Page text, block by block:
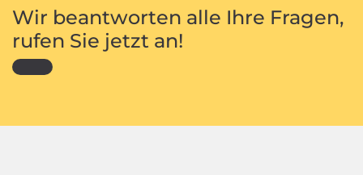
Wir beantworten alle Ihre Fragen,
rufen Sie jetzt an!